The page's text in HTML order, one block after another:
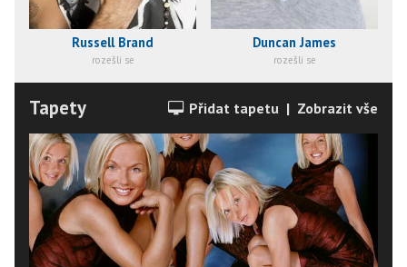
Russell Brand
rozešli se
Duncan James
rozešli se
Tapety Přidat tapetu | Zobrazit vše